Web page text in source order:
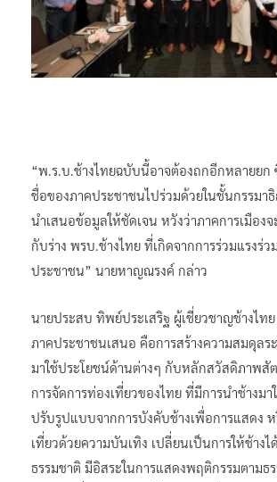
“พ.ร.บ.ช้างไทยฉบับนี้อาจต้องถกอีกหลายยก
ชื่อของภาคประชาชนไปร่วมด้วยในชั้นกรรมาธิ
นำเสนอข้อมูลให้ชัดเจน หวังว่าภาคการเมือง
กับร่าง พรบ.ช้างไทย ที่เกิดจากการร่วมแรงร่ว
ประชาชน” นายหาญณรงค์ กล่าว
นายประสบ ทิพย์ประเสริฐ ผู้เชี่ยวชาญช้างไท
ภาคประชาชนเสนอ คือการสร้างความสมดุลร
มาใช้ประโยชน์ด้านต่างๆ กับหลักสวัสดิภาพสั
การจัดการท่องเที่ยวของไทย ที่มีการนำช้างมา
ปรับรูปแบบจากการบังคับช้างเพื่อการแสดง
เที่ยวด้วยความบันเทิง เปลี่ยนเป็นการให้ช้างไ
ธรรมชาติ มีอิสระในการแสดงพฤติกรรมตามธ